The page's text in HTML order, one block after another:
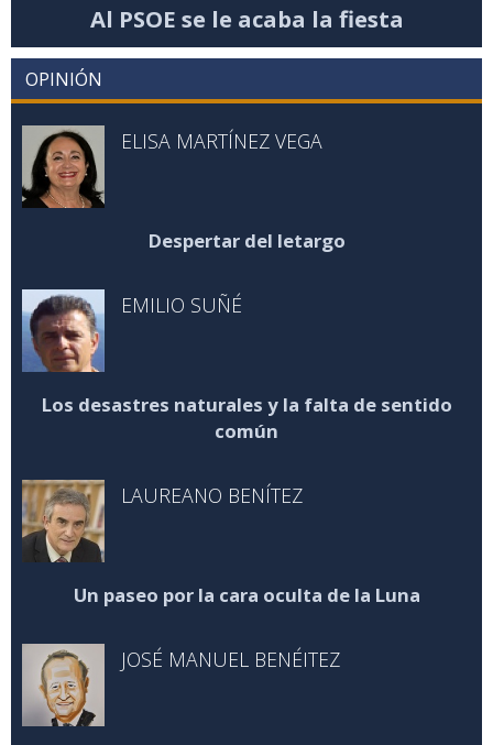
Al PSOE se le acaba la fiesta
OPINIÓN
ELISA MARTÍNEZ VEGA
Despertar del letargo
EMILIO SUÑÉ
Los desastres naturales y la falta de sentido
común
LAUREANO BENÍTEZ
Un paseo por la cara oculta de la Luna
JOSÉ MANUEL BENÉITEZ